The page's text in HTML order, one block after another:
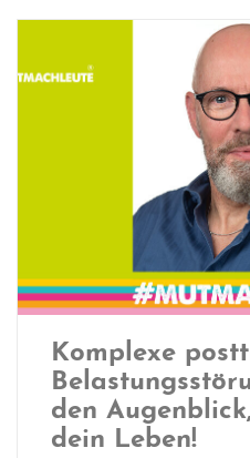
Komplexe
den
dein Leben!